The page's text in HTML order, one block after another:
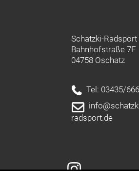
Schatzki-Radsport
Bahnhofstraße 7F
04758 Oschatz
Tel: 03435/
radsport.de